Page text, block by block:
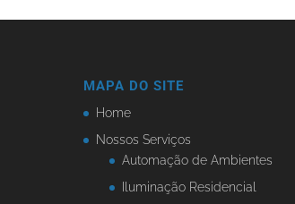
MAPA DO SITE
Home
Nossos Serviços
Automação de Ambientes
Iluminação Residencial